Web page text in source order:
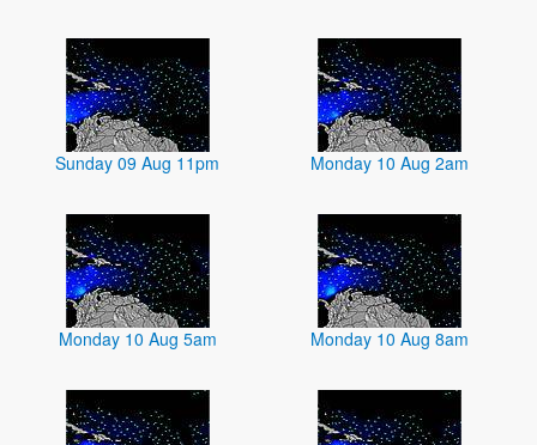
Sunday 09 Aug 11pm Monday 10 Aug 2am
Monday 10 Aug 5am Monday 10 Aug 8am